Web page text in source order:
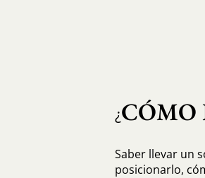
¿CÓMO
Saber llevar un
posicionarlo,